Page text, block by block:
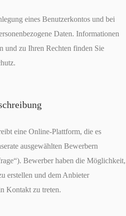
eines Benutzerkontos und bei
Daten. Informationen
und zu Ihren Rechten finden Sie
eine Online-Plattform, die es
ausgewählten Bewerbern
Bewerber haben die Möglichkeit,
erstellen und dem Anbieter
Kontakt zu treten.